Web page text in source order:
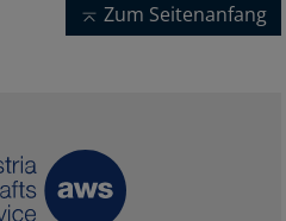
Zum Seitenanfang